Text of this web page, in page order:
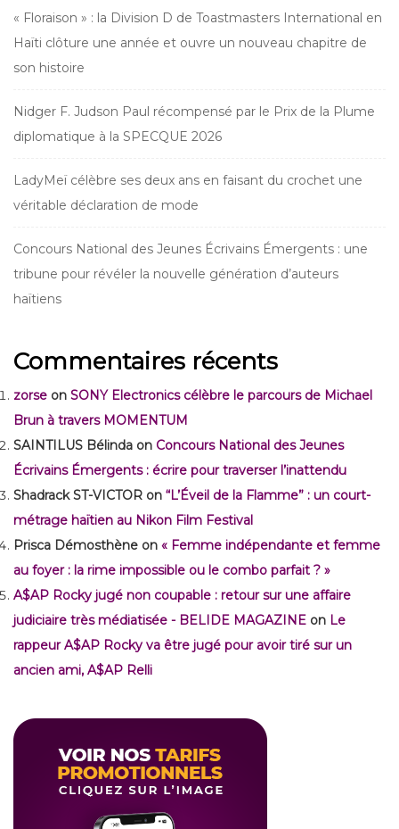
« Floraison » : la Division D de Toastmasters International en
Haïti clôture une année et ouvre un nouveau chapitre de
son histoire
Nidger F. Judson Paul récompensé par le Prix de la Plume
diplomatique à la SPECQUE 2026
LadyMeï célèbre ses deux ans en faisant du crochet une
véritable déclaration de mode
Concours National des Jeunes Écrivains Émergents : une
tribune pour révéler la nouvelle génération d’auteurs
haïtiens
Commentaires récents
zorse on SONY Electronics célèbre le parcours de Michael
Brun à travers MOMENTUM
SAINTILUS Bélinda on Concours National des Jeunes
Écrivains Émergents : écrire pour traverser l’inattendu
Shadrack ST-VICTOR on “L’Éveil de la Flamme” : un court-
métrage haïtien au Nikon Film Festival
Prisca Démosthène on « Femme indépendante et femme
au foyer : la rime impossible ou le combo parfait ? »
A$AP Rocky jugé non coupable : retour sur une affaire
judiciaire très médiatisée - BELIDE MAGAZINE on Le
rappeur A$AP Rocky va être jugé pour avoir tiré sur un
ancien ami, A$AP Relli